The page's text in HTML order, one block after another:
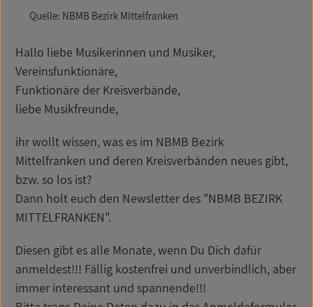
Quelle: NBMB Bezirk Mittelfranken
Hallo liebe Musikerinnen und Musiker,
Vereinsfunktionäre,
Funktionäre der Kreisverbände,
liebe Musikfreunde,
ihr wollt wissen, was es im NBMB Bezirk
Mittelfranken und deren Kreisverbänden neues gibt,
bzw. so los ist?
Dann holt euch den Newsletter des "NBMB BEZIRK
MITTELFRANKEN".
Diesen gibt es alle Monate, wenn Du Dich dafür
anmeldest!!! Fällig kostenfrei und unverbindlich, aber
immer interessant und spannende!!!